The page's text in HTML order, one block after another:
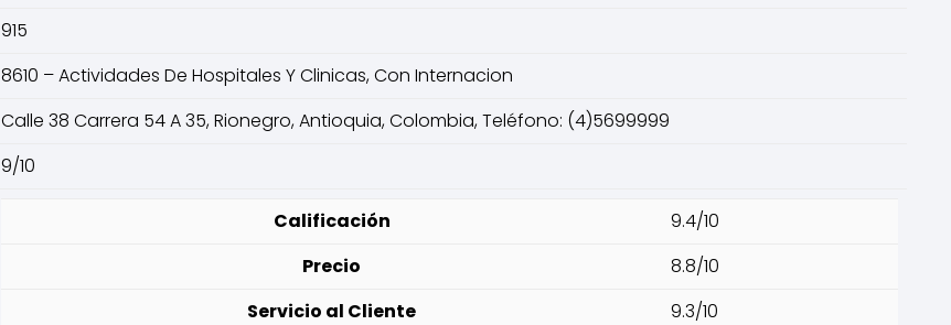
915
8610 – Actividades De Hospitales Y Clinicas, Con Internacion
Calle 38 Carrera 54 A 35, Rionegro, Antioquia, Colombia, Teléfono: (4)5699999
9/10
Calificación
9.4/10
Precio
8.8/10
Servicio al Cliente
9.3/10